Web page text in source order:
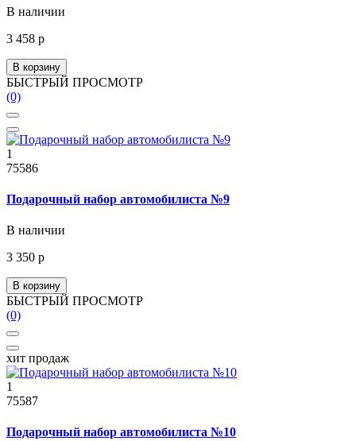
В наличии
3 458 р
В корзину
БЫСТРЫЙ ПРОСМОТР
(0)
1
75586
Подарочный набор автомобилиста №9
В наличии
3 350 р
В корзину
БЫСТРЫЙ ПРОСМОТР
(0)
хит продаж
1
75587
Подарочный набор автомобилиста №10